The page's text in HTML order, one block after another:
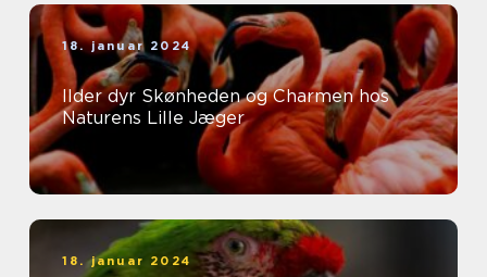
18. januar 2024
Ilder dyr Skønheden og Charmen hos
Naturens Lille Jæger
18. januar 2024